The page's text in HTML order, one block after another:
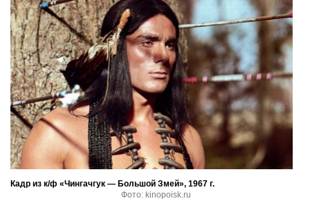
Кадр из к/ф «Чингачгук — Большой Змей», 1967 г.
Фото: kinopoisk.ru